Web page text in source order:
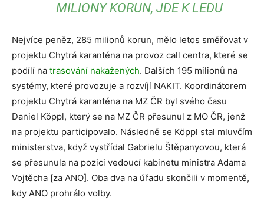
MILIONY KORUN, JDE K LEDU
Nejvíce peněz, 285 milionů korun, mělo letos směřovat v
projektu Chytrá karanténa na provoz call centra, které se
podílí na trasování nakažených. Dalších 195 milionů na
systémy, které provozuje a rozvíjí NAKIT. Koordinátorem
projektu Chytrá karanténa na MZ ČR byl svého času
Daniel Köppl, který se na MZ ČR přesunul z MO ČR, jenž
na projektu participovalo. Následně se Köppl stal mluvčím
ministerstva, když vystřídal Gabrielu Štěpanyovou, která
se přesunula na pozici vedoucí kabinetu ministra Adama
Vojtěcha [za ANO]. Oba dva na úřadu skončili v momentě,
kdy ANO prohrálo volby.